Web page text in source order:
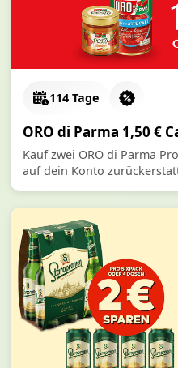
114 Tage
ORO di Parma 1,50 €
Kauf zwei ORO di Parma
auf dein Konto